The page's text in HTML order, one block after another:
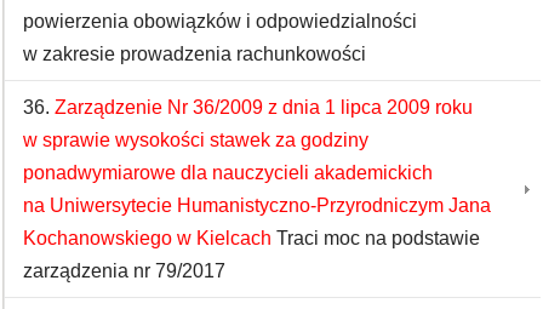
powierzenia obowiązków i odpowiedzialności
w zakresie prowadzenia rachunkowości
36. Zarządzenie Nr 36/2009 z dnia 1 lipca 2009 roku
w sprawie wysokości stawek za godziny
ponadwymiarowe dla nauczycieli akademickich
na Uniwersytecie Humanistyczno-Przyrodniczym Jana
Kochanowskiego w Kielcach Traci moc na podstawie
zarządzenia nr 79/2017